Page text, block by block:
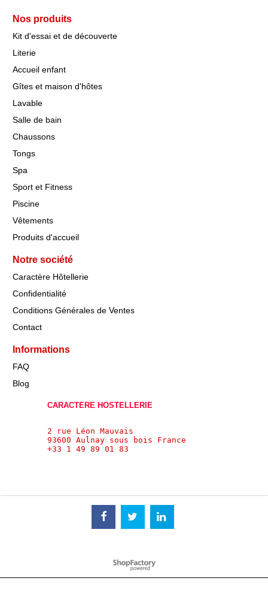
Nos produits
Kit d'essai et de découverte
Literie
Accueil enfant
Gîtes et maison d'hôtes
Lavable
Salle de bain
Chaussons
Tongs
Spa
Sport et Fitness
Piscine
Vêtements
Produits d'accueil
Notre société
Caractère Hôtellerie
Confidentialité
Conditions Générales de Ventes
Contact
Informations
FAQ
Blog
CARACTERE HOSTELLERIE
2 rue Léon Mauvais
93600 Aulnay sous bois France
+33 1 49 89 01 83
Boutique en ligne créés
avec le logiciel